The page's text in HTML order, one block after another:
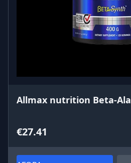
Allmax nutrition Beta-Ala
€27.41